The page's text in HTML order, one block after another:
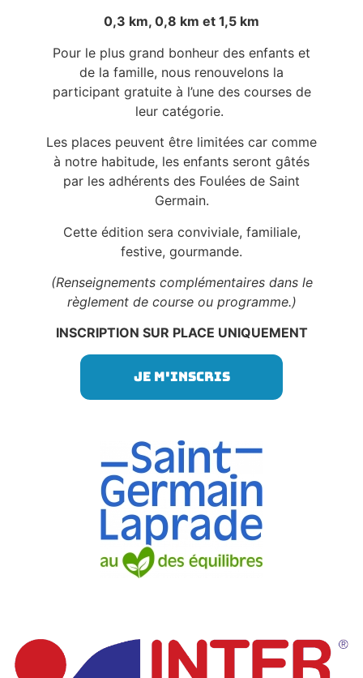
0,3 km, 0,8 km et 1,5 km
Pour le plus grand bonheur des enfants et
de la famille, nous renouvelons la
participant gratuite à l’une des courses de
leur catégorie.
Les places peuvent être limitées car comme
à notre habitude, les enfants seront gâtés
par les adhérents des Foulées de Saint
Germain.
Cette édition sera conviviale, familiale,
festive, gourmande.
(Renseignements complémentaires dans le
règlement de course ou programme.)
INSCRIPTION SUR PLACE UNIQUEMENT
Je m'inscris